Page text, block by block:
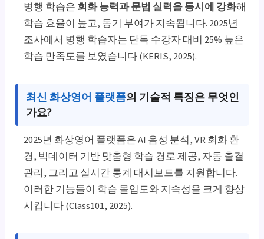
병행 학습은 회화 능력과 문법 실력을 동시에 강화해
학습 효율이 높고, 동기 부여가 지속됩니다. 2025년
조사에서 병행 학습자는 단독 수강자 대비 25% 높은
학습 만족도를 보였습니다 (KERIS, 2025).
최신 화상영어 플랫폼의 기술적 특징은 무엇인
가요?
2025년 화상영어 플랫폼은 AI 음성 분석, VR 회화 환
경, 빅데이터 기반 맞춤형 학습 경로 제공, 자동 출결
관리, 그리고 실시간 통계 대시보드를 지원합니다.
이러한 기능들이 학습 몰입도와 지속성을 크게 향상
시킵니다 (Class101, 2025).